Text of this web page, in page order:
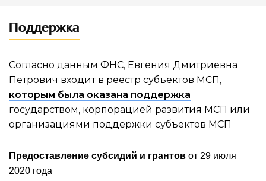
Поддержка
Согласно данным ФНС, Евгения Дмитриевна
Петрович входит в реестр субъектов МСП,
которым была оказана поддержка
государством, корпорацией развития МСП или
организациями поддержки субъектов МСП
Предоставление субсидий и грантов от 29 июля
2020 года